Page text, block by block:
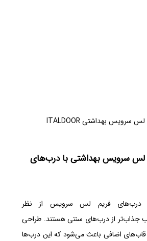
لس سرویس بهداشتی با درب‌های
فریم لس سرویس از نظر
جذاب‌تر از درب‌های سنتی هستند. طراحی
اضافی باعث می‌شود که این درب‌ها